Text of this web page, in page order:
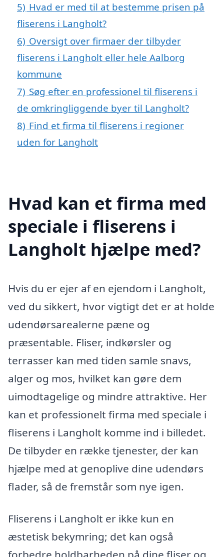
5) Hvad er med til at bestemme prisen på
fliserens i Langholt?
6) Oversigt over firmaer der tilbyder
fliserens i Langholt eller hele Aalborg
kommune
7) Søg efter en professionel til fliserens i
de omkringliggende byer til Langholt?
8) Find et firma til fliserens i regioner
uden for Langholt
Hvad kan et firma med
speciale i fliserens i
Langholt hjælpe med?
Hvis du er ejer af en ejendom i Langholt,
ved du sikkert, hvor vigtigt det er at holde
udendørsarealerne pæne og
præsentable. Fliser, indkørsler og
terrasser kan med tiden samle snavs,
alger og mos, hvilket kan gøre dem
uimodtagelige og mindre attraktive. Her
kan et professionelt firma med speciale i
fliserens i Langholt komme ind i billedet.
De tilbyder en række tjenester, der kan
hjælpe med at genoplive dine udendørs
flader, så de fremstår som nye igen.
Fliserens i Langholt er ikke kun en
æstetisk bekymring; det kan også